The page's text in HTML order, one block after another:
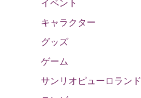
イベント
キャラクター
グッズ
ゲーム
サンリオピューロランド